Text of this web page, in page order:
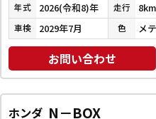
年式 2026(令和8)年 走行 8km
車検 2029年7月 色
お問い合わせ
ホンダ N－BOX